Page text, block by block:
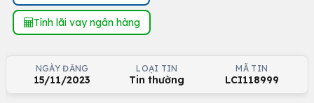
Tính lãi vay ngân hàng
NGÀY ĐĂNG
15/11/2023
LOẠI TIN
Tin thường
MÃ TIN
LCI118999